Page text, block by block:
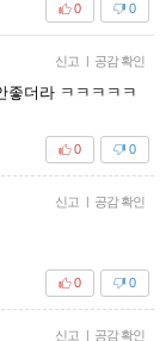
0
0
신고 | 공감 확인
좋더라 ㅋㅋㅋㅋㅋ
0
0
신고 | 공감 확인
0
0
신고 | 공감 확인